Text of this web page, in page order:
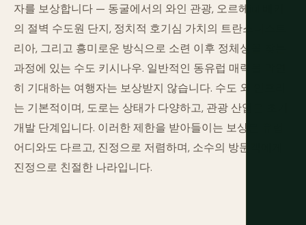
자를 보상합니다 — 동굴에서의 와인 관광, 오르헤iul 베키
의 절벽 수도원 단지, 정치적 호기심 가치의 트란스니스트
리아, 그리고 흥미로운 방식으로 소련 이후 정체성을 찾는
과정에 있는 수도 키시나우. 일반적인 동유럽 매력을 막연
히 기대하는 여행자는 보상받지 않습니다. 수도 외 인프라
는 기본적이며, 도로는 상태가 다양하고, 관광 산업은 초기
개발 단계입니다. 이러한 제한을 받아들이는 보상은 유럽
어디와도 다르고, 진정으로 저렴하며, 소수의 방문객에게
진정으로 친절한 나라입니다.